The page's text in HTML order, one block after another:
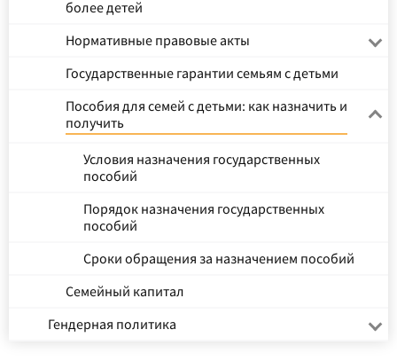
более детей
Нормативные правовые акты
Государственные гарантии семьям с детьми
Пособия для семей с детьми: как назначить и
получить
Условия назначения государственных
пособий
Порядок назначения государственных
пособий
Сроки обращения за назначением пособий
Семейный капитал
Гендерная политика